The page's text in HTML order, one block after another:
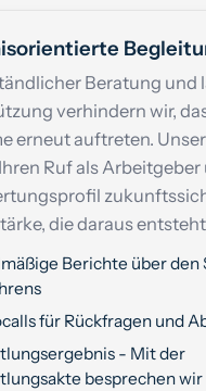
Beratung und
verhindern wir,
erneut auftreten.
Ruf als
die daraus
Berichte über den
für Rückfragen und
- Mit der
besprechen wir